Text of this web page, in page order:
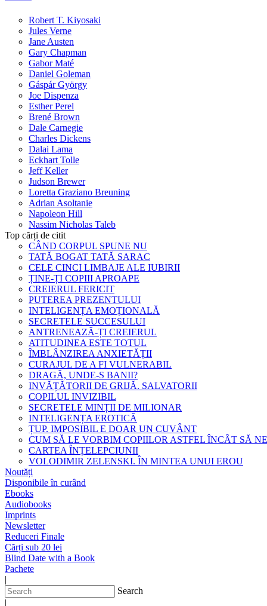
Robert T. Kiyosaki
Jules Verne
Jane Austen
Gary Chapman
Gabor Maté
Daniel Goleman
Gáspár György
Joe Dispenza
Esther Perel
Brené Brown
Dale Carnegie
Charles Dickens
Dalai Lama
Eckhart Tolle
Jeff Keller
Judson Brewer
Loretta Graziano Breuning
Adrian Asoltanie
Napoleon Hill
Nassim Nicholas Taleb
Top cărți de citit
CÂND CORPUL SPUNE NU
TATĂ BOGAT TATĂ SARAC
CELE CINCI LIMBAJE ALE IUBIRII
ȚINE-ȚI COPIII APROAPE
CREIERUL FERICIT
PUTEREA PREZENTULUI
INTELIGENȚA EMOȚIONALĂ
SECRETELE SUCCESULUI
ANTRENEAZĂ-ȚI CREIERUL
ATITUDINEA ESTE TOTUL
ÎMBLÂNZIREA ANXIETĂȚII
CURAJUL DE A FI VULNERABIL
DRAGĂ, UNDE-S BANII?
INVĂȚĂTORII DE GRIJĂ. SALVATORII
COPILUL INVIZIBIL
SECRETELE MINȚII DE MILIONAR
INTELIGENȚA EROTICĂ
ȚUP. IMPOSIBIL E DOAR UN CUVÂNT
CUM SĂ LE VORBIM COPIILOR ASTFEL ÎNCÂT SĂ
CARTEA ÎNȚELEPCIUNII
VOLODIMIR ZELENSKI. ÎN MINTEA UNUI EROU
Noutăți
Disponibile în curând
Ebooks
Audiobooks
Imprints
Newsletter
Reduceri Finale
Cărți sub 20 lei
Blind Date with a Book
Pachete
|
Search
|